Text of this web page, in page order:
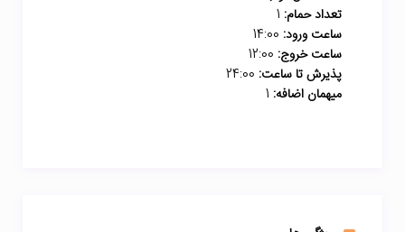
تعداد حمام:
ساعت ورود:
ساعت خروج:
پذیرش تا ساعت:
میهمان اضافه: